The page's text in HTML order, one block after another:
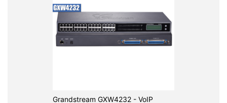
Grandstream GXW4232 - VoIP